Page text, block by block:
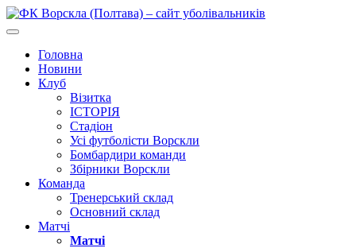
Головна
Новини
Клуб
Візитка
ІСТОРІЯ
Стадіон
Усі футболісти Ворскли
Бомбардири команди
Збірники Ворскли
Команда
Тренерський склад
Основний склад
Матчі
Матчі